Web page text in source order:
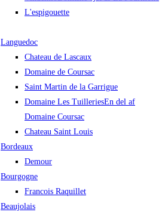
L'espigouette
Languedoc
Chateau de Lascaux
Domaine de Coursac
Saint Martin de la Garrigue
Domaine Les TuilleriesEn del af
Domaine Coursac
Chateau Saint Louis
Bordeaux
Demour
Bourgogne
Francois Raquillet
Beaujolais